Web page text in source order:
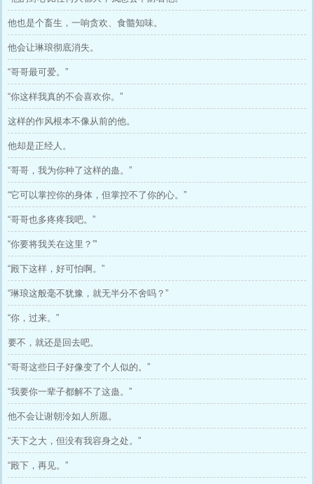
他也是个畜生，一响贪欢、食髓知味。
他会让琳琅彻底消失。
“哥哥最可爱。”
“你这样我真的不会喜欢你。”
这样的作风根本不像从前的他。
他却是正经人。
“哥哥，我为你种了这样的蛊。”
“它可以掌控你的身体，但掌控不了你的心。”
“哥哥也多疼疼我吧。”
“你要将我关在这里？”'
“殿下这样，好可怕啊。”
“琳琅这般毫不犹豫，就无半分不舍吗？”
“你，过来。”
要不，就还是回去吧。
“哥哥这些日子好像变了个人似的。”
“我要你一辈子都解不了这蛊。”
他不会让谢朝泠如人所愿。
“天下之大，但没有我容身之处。”
“殿下，再见。”